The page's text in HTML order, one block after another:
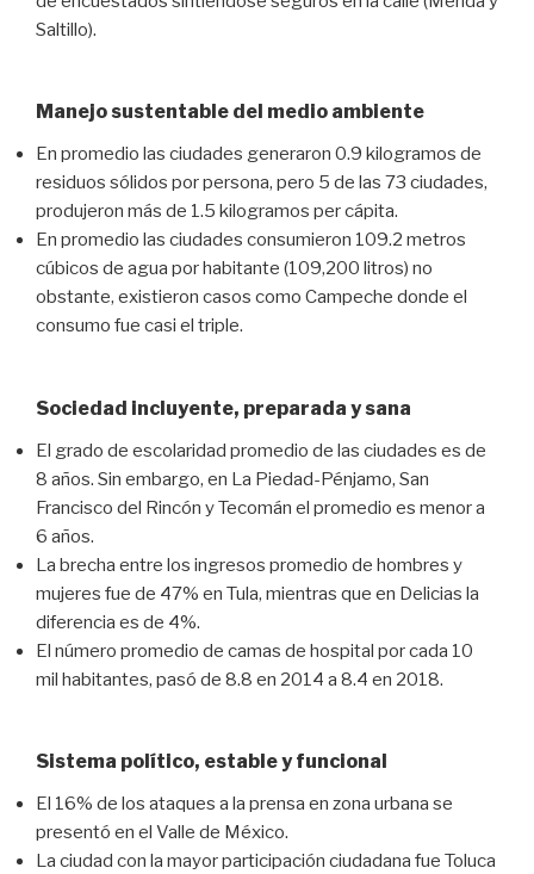
Saltillo).
Manejo sustentable del medio ambiente
En promedio las ciudades generaron 0.9 kilogramos de
residuos sólidos por persona, pero 5 de las 73 ciudades,
produjeron más de 1.5 kilogramos per cápita.
En promedio las ciudades consumieron 109.2 metros
cúbicos de agua por habitante (109,200 litros) no
obstante, existieron casos como Campeche donde el
consumo fue casi el triple.
Sociedad incluyente, preparada y sana
El grado de escolaridad promedio de las ciudades es de
8 años. Sin embargo, en La Piedad-Pénjamo, San
Francisco del Rincón y Tecomán el promedio es menor a
6 años.
La brecha entre los ingresos promedio de hombres y
mujeres fue de 47% en Tula, mientras que en Delicias la
diferencia es de 4%.
El número promedio de camas de hospital por cada 10
mil habitantes, pasó de 8.8 en 2014 a 8.4 en 2018.
Sistema político, estable y funcional
El 16% de los ataques a la prensa en zona urbana se
presentó en el Valle de México.
La ciudad con la mayor participación ciudadana fue Toluca